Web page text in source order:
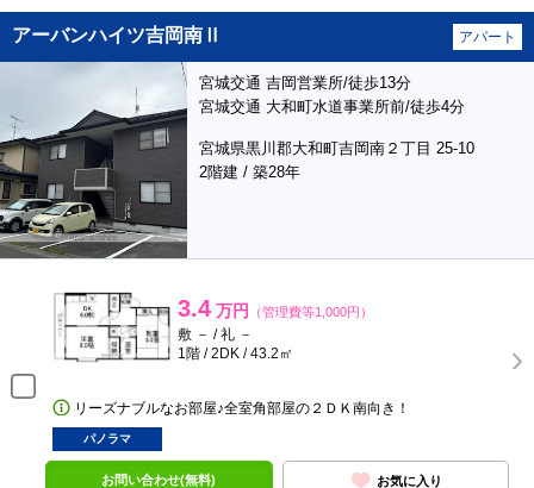
アーバンハイツ吉岡南Ⅱ アパート
宮城交通 吉岡営業所/徒歩13分
宮城交通 大和町水道事業所前/徒歩4分
宮城県黒川郡大和町吉岡南２丁目 25-10
2階建 / 築28年
3.4 万円 （管理費等1,000円）
敷 － / 礼 －
1階 / 2DK / 43.2㎡
リーズナブルなお部屋♪全室角部屋の２ＤＫ南向き！
パノラマ
お問い合わせ(無料) お気に入り